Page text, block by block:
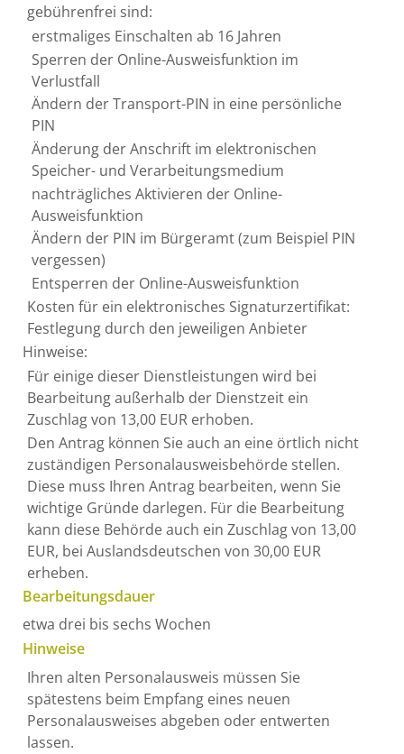
gebührenfrei sind:
erstmaliges Einschalten ab 16 Jahren
Sperren der Online-Ausweisfunktion im
Verlustfall
Ändern der Transport-PIN in eine persönliche
PIN
Änderung der Anschrift im elektronischen
Speicher- und Verarbeitungsmedium
nachträgliches Aktivieren der Online-
Ausweisfunktion
Ändern der PIN im Bürgeramt (zum Beispiel PIN
vergessen)
Entsperren der Online-Ausweisfunktion
Kosten für ein elektronisches Signaturzertifikat:
Festlegung durch den jeweiligen Anbieter
Hinweise:
Für einige dieser Dienstleistungen wird bei
Bearbeitung außerhalb der Dienstzeit ein
Zuschlag von 13,00 EUR erhoben.
Den Antrag können Sie auch an eine örtlich nicht
zuständigen Personalausweisbehörde stellen.
Diese muss Ihren Antrag bearbeiten, wenn Sie
wichtige Gründe darlegen. Für die Bearbeitung
kann diese Behörde auch ein Zuschlag von 13,00
EUR, bei Auslandsdeutschen von 30,00 EUR
erheben.
Bearbeitungsdauer
etwa drei bis sechs Wochen
Hinweise
Ihren alten Personalausweis müssen Sie
spätestens beim Empfang eines neuen
Personalausweises abgeben oder entwerten
lassen.